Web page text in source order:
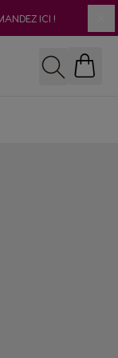
ICI !
Rechercher